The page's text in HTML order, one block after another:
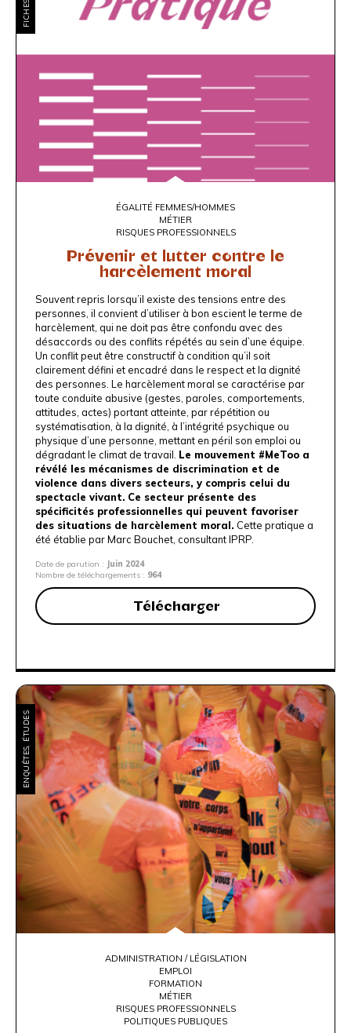
ÉGALITÉ FEMMES/HOMMES
MÉTIER
RISQUES PROFESSIONNELS
Prévenir et lutter contre le
harcèlement moral
Souvent repris lorsqu’il existe des tensions entre des
personnes, il convient d’utiliser à bon escient le terme de
harcèlement, qui ne doit pas être confondu avec des
désaccords ou des conflits répétés au sein d’une équipe.
Un conflit peut être constructif à condition qu’il soit
clairement défini et encadré dans le respect et la dignité
des personnes. Le harcèlement moral se caractérise par
toute conduite abusive (gestes, paroles, comportements,
attitudes, actes) portant atteinte, par répétition ou
systématisation, à la dignité, à l’intégrité psychique ou
physique d’une personne, mettant en péril son emploi ou
dégradant le climat de travail. Le mouvement #MeToo a
révélé les mécanismes de discrimination et de
violence dans divers secteurs, y compris celui du
spectacle vivant. Ce secteur présente des
spécificités professionnelles qui peuvent favoriser
des situations de harcèlement moral. Cette pratique a
été établie parMarc Bouchet, consultant IPRP
Date de parution :
Juin 2024
Nombre de téléchargements : 964
Télécharger
ENQUÊTES, ÉTUDES
ADMINISTRATION / LÉGISLATION
EMPLOI
FORMATION
MÉTIER
RISQUES PROFESSIONNELS
POLITIQUES PUBLIQUES